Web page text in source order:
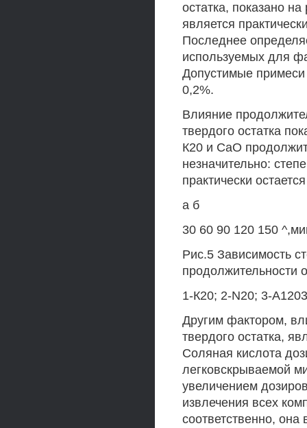
остатка, показано
является
Последнее
используемых для
Допустимые примеси
0,2%.
Влияние
твердого остатка
К20 и СаО
незначительно:
практически
а б
30 60 90 120 150
Рис.5 Зависимость
продолжительности
1-К20; 2-N20; 3-
Другим фактором,
твердого остатка,
Соляная кислота
легковскрываемой
увеличением
извлечения всех
соответственно, она